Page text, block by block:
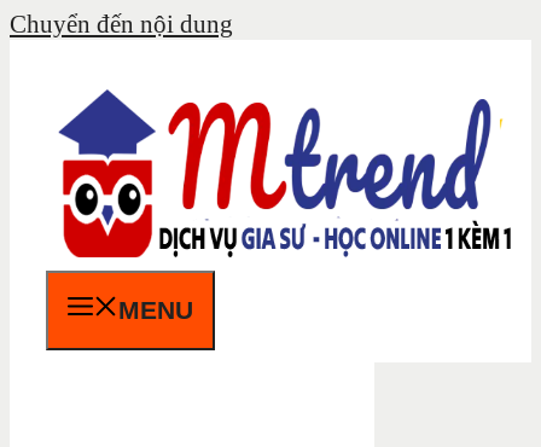
Chuyển đến nội dung
MENU